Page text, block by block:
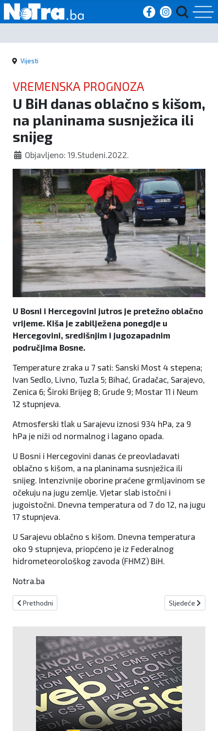
Početna
Vijesti
Sport
Kultura
Crna
kronika
Politika
Zanimljivosti
Vijesti
VREMENSKA PROGNOZA
U BiH danas oblačno s kišom,
na planinama susnježica ili
snijeg
Objavljeno: 19.Studeni.2022.
U Bosni i Hercegovini jutros je pretežno oblačno
vrijeme. Kiša je zabilježena ponegdje u
Hercegovini, središnjim i jugozapadnim
područjima Bosne.
Temperature zraka u 7 sati: Sanski Most 4 stepena;
Ivan Sedlo, Livno, Tuzla 5; Bihać, Gradačac, Sarajevo,
Zenica 6; Široki Brijeg 8; Grude 9; Mostar 11 i Neum
12 stupnjeva.
Atmosferski tlak u Sarajevu iznosi 934 hPa, za 9
hPa je niži od normalnog i lagano opada.
U Bosni i Hercegovini danas će preovladavati
oblačno s kišom, a na planinama susnježica ili
snijeg. Intenzivnije oborine praćene grmljavinom se
očekuju na jugu zemlje. Vjetar slab istočni i
jugoistočni. Dnevna temperatura od 7 do 12, na jugu
17 stupnjeva.
U Sarajevu oblačno s kišom. Dnevna temperatura
oko 9 stupnjeva, priopćeno je iz Federalnog
hidrometeorološkog zavoda (FHMZ) BiH.
Notra.ba
Prethodni članak: Magla smanjuje vidljivost na području Sarajeva
Prethodni Sljedeći
Sljedeće